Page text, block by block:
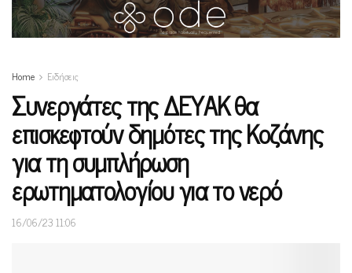
Home Ειδήσεις
Συνεργάτες της ΔΕΥΑΚ θα
επισκεφτούν δημότες της Κοζάνης
για τη συμπλήρωση
ερωτηματολογίου για το νερό
16/06/23 11:06